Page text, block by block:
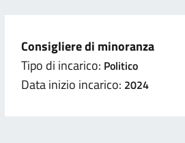
Consigliere di minoranza
Tipo di incarico: Politico
Data inizio incarico: 2024